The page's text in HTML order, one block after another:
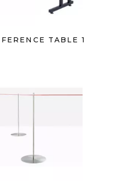
TABLE 1